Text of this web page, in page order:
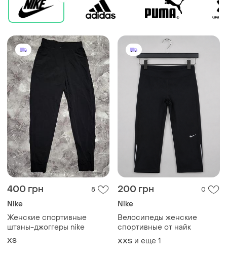
400 грн 8
Nike
Женские спортивные
штаны-джоггеры nike
ХS
200 грн 0
Nike
Велосипеды женские
спортивные от найк
XХS и еще 1